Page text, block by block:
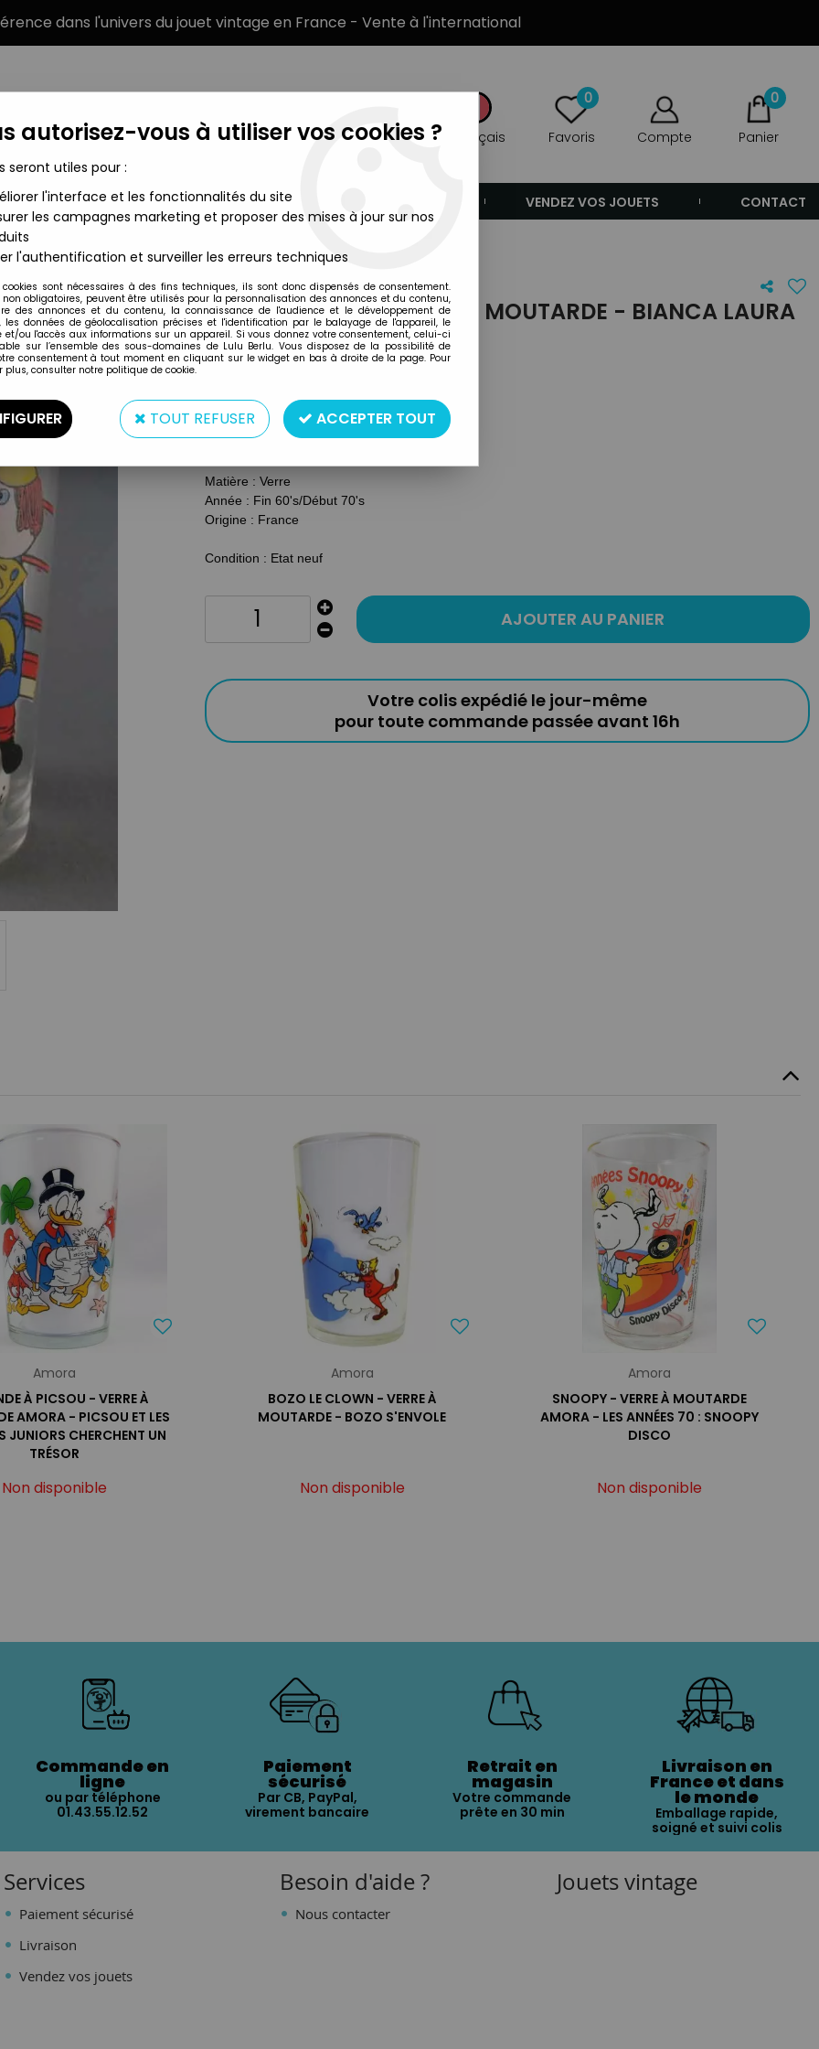
dans l'univers du jouet vintage en France - Vente à l'international
Français
0
Favoris Compte
0
Panier
MARQUES TYPE DE PRODUIT VENDEZ VOS JOUETS CONTACT
Laura Ratibus Kiri
Amora
KIRI LE CLOWN - VERRE À MOUTARDE - BIANCA LAURA
RATIBUS KIRI
34,99€TTC
Réf. :AR0034751
Type : Verre à moutarde
Matière : Verre
Année : Fin 60's/Début 70's
Origine : France
Condition : Etat neuf
AJOUTER AU PANIER
Votre colis expédié le jour-même
pour toute commande passée avant 16h
Amora
À PICSOU - VERRE À
AMORA - PICSOU ET LES
JUNIORS CHERCHENT UN
TRÉSOR
Non disponible
Amora
BOZO LE CLOWN - VERRE À
MOUTARDE - BOZO S'ENVOLE
Non disponible
Amora
SNOOPY - VERRE À MOUTARDE
AMORA - LES ANNÉES 70 : SNOOPY
DISCO
Non disponible
Commande en
ligne
ou par téléphone
01.43.55.12.52
Paiement
sécurisé
Par CB, PayPal,
virement bancaire
Retrait en
magasin
Votre commande
prête en 30 min
Livraison en
France et dans
le monde
Emballage rapide,
soigné et suivi colis
Services
Paiement sécurisé
Livraison
Vendez vos jouets
Besoin d'aide ?
Nous contacter
Jouets vintage
autorisez-vous à utiliser vos cookies ?
seront utiles pour :
l'interface et les fonctionnalités du site
les campagnes marketing et proposer des mises à jour sur nos
l'authentification et surveiller les erreurs techniques
cookies sont nécessaires à des fins techniques, ils sont donc dispensés de consentement.
non obligatoires, peuvent être utilisés pour la personnalisation des annonces et du contenu,
des annonces et du contenu, la connaissance de l'audience et le développement de
les données de géolocalisation précises et l'identification par le balayage de l'appareil, le
et/ou l'accès aux informations sur un appareil. Si vous donnez votre consentement, celui-ci
sur l’ensemble des sous-domaines de Lulu Berlu. Vous disposez de la possibilité de
consentement à tout moment en cliquant sur le widget en bas à droite de la page. Pour
plus, consulter notre politique de cookie.
TOUT REFUSER ACCEPTER TOUT